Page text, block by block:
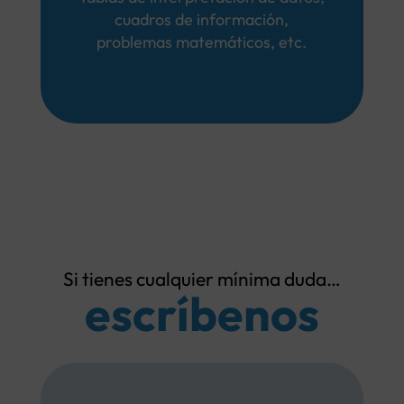
cuadros de información,
problemas matemáticos, etc.
Si tienes cualquier mínima duda…
escríbenos